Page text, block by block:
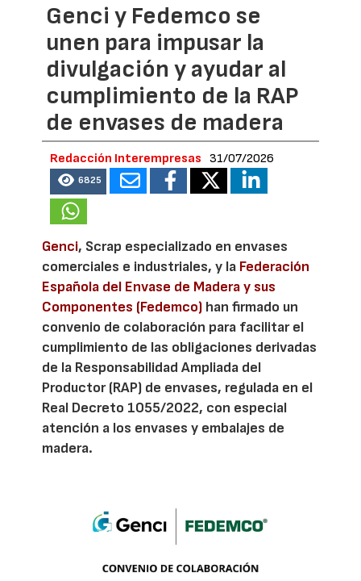
Genci y Fedemco se
unen para impusar la
divulgación y ayudar al
cumplimiento de la RAP
de envases de madera
Redacción Interempresas 31/07/2026
6825
Genci, Scrap especializado en envases
comerciales e industriales, y la Federación
Española del Envase de Madera y sus
Componentes (Fedemco) han firmado un
convenio de colaboración para facilitar el
cumplimiento de las obligaciones derivadas
de la Responsabilidad Ampliada del
Productor (RAP) de envases, regulada en el
Real Decreto 1055/2022, con especial
atención a los envases y embalajes de
madera.